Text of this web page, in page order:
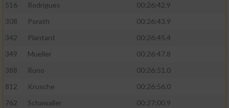
516
Rodrigues
00:26:42.9
308
Porath
00:26:43.9
342
Plantard
00:26:45.4
349
Mueller
00:26:47.8
388
Runo
00:26:51.0
812
Krusche
00:26:56.0
762
Schawaller
00:27:00.9